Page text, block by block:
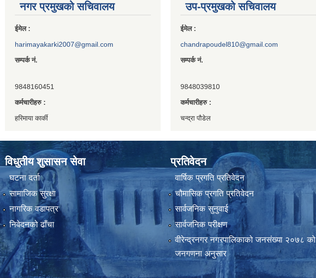
नगर प्रमुखको सचिवालय
ईमेल :
harimayakarki2007@gmail.com
सम्पर्क नं.
9848160451
कर्मचारीहरु :
हरिमाया कार्की
उप-प्रमुखको सचिवालय
ईमेल :
chandrapoudel810@gmail.com
सम्पर्क नं.
9848039810
कर्मचारीहरु :
चन्द्रा पौडेल
विधुतीय शुसासन सेवा
घटना दर्ता
सामाजिक सुरक्षा
नागरिक वडापत्र
निवेदनको ढाँचा
प्रतिवेदन
वार्षिक प्रगति प्रतिवेदन
चौमासिक प्रगति प्रतिवेदन
सार्वजनिक सुनुवाई
सार्वजनिक परीक्षण
वीरेन्द्रनगर नगरपालिकाकाे जनसंख्या २०७८ काे
जनगणना अनुसार